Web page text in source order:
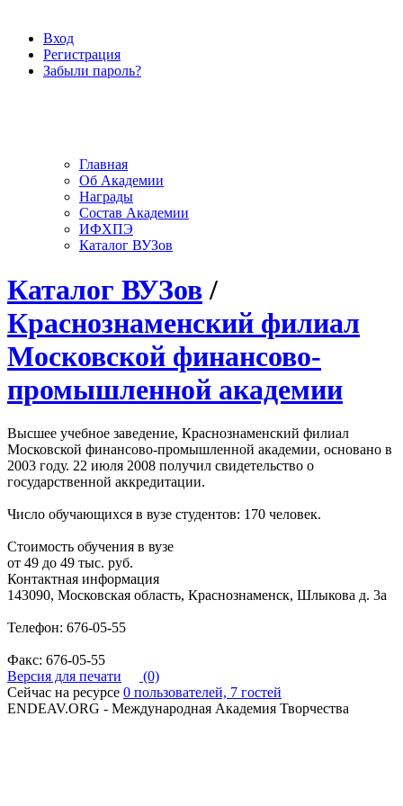
Вход
Регистрация
Забыли пароль?
Главная
Об Академии
Награды
Состав Академии
ИФХПЭ
Каталог ВУЗов
Каталог ВУЗов /
Краснознаменский филиал
Московской финансово-
промышленной академии
Высшее учебное заведение, Краснознаменский филиал
Московской финансово-промышленной академии, основано в
2003 году. 22 июля 2008 получил свидетельство о
государственной аккредитации.
Число обучающихся в вузе студентов: 170 человек.
Стоимость обучения в вузе
от 49 до 49 тыс. руб.
Контактная информация
143090, Московская область, Краснознаменск, Шлыкова д. 3а
Телефон: 676-05-55
Факс: 676-05-55
Версия для печати
(0)
Сейчас на ресурсе 0 пользователей, 7 гостей
ENDEAV.ORG - Международная Академия Творчества